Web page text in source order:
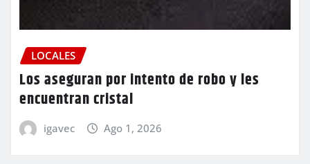
LOCALES
Los aseguran por intento de robo y les
encuentran cristal
igavec Ago 1, 2026